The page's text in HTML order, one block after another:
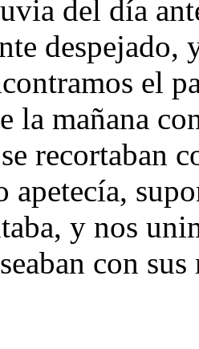
del día
despejado,
el
la mañana
recortaban
apetecía,
y nos
con sus